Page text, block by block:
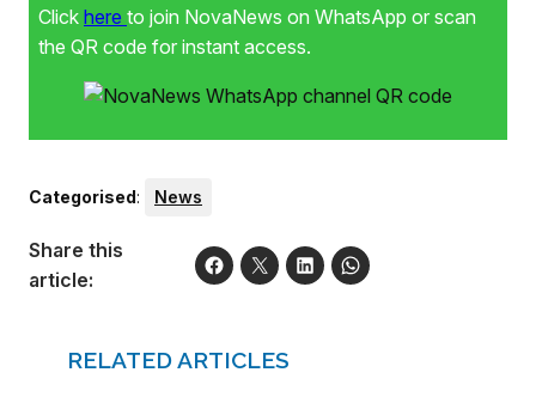
Click here to join NovaNews on WhatsApp or scan
the QR code for instant access.
Categorised: News
Share this
article:
RELATED ARTICLES